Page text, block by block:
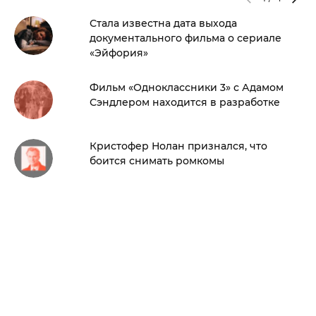
Стала известна дата выхода
документального фильма о сериале
«Эйфория»
Фильм «Одноклассники 3» с Адамом
Сэндлером находится в разработке
Кристофер Нолан признался, что
боится снимать ромкомы